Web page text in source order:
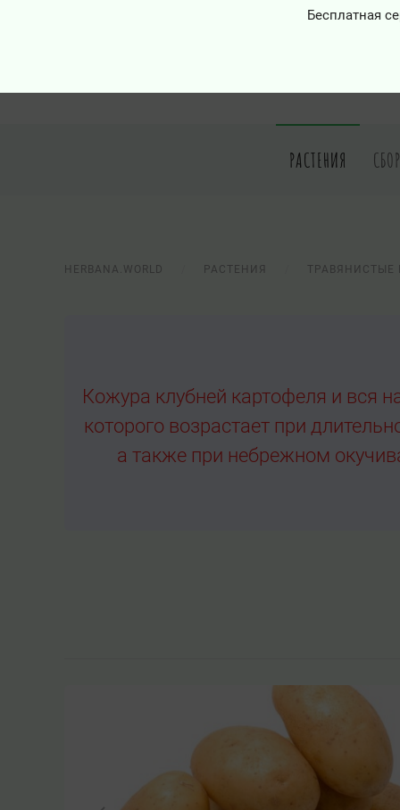
Бесплатная
РАСТЕНИЯ
HERBANA.WORLD РАСТЕНИЯ ТРАВЯНИСТЫЕ
Кожура клубней картофеля и вся
которого возрастает при
а также при небрежном